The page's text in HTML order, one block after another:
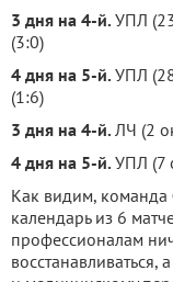
3 дня на 4-й. УПЛ
(3:0)
4 дня на 5-й. УПЛ
(1:6)
3 дня на 4-й. ЛЧ (2
4 дня на 5-й. УПЛ (7
Как видим, команда
календарь из 6
профессионалам